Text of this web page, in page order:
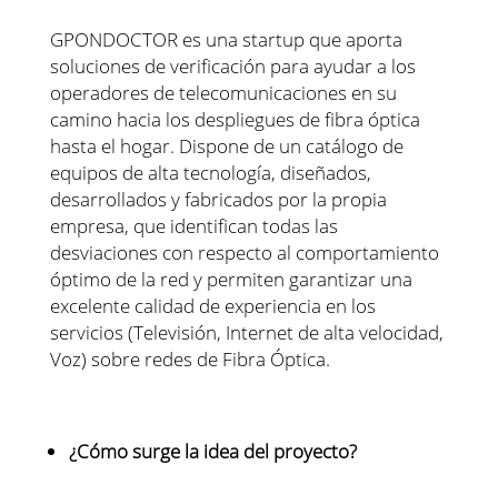
GPONDOCTOR es una startup que aporta
soluciones de verificación para ayudar a los
operadores de telecomunicaciones en su
camino hacia los despliegues de fibra óptica
hasta el hogar. Dispone de un catálogo de
equipos de alta tecnología, diseñados,
desarrollados y fabricados por la propia
empresa, que identifican todas las
desviaciones con respecto al comportamiento
óptimo de la red y permiten garantizar una
excelente calidad de experiencia en los
servicios (Televisión, Internet de alta velocidad,
Voz) sobre redes de Fibra Óptica.
¿Cómo surge la idea del proyecto?